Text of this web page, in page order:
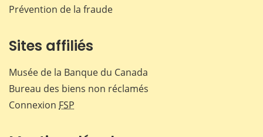
Prévention de la fraude
Sites affiliés
Musée de la Banque du Canada
Bureau des biens non réclamés
Connexion FSP